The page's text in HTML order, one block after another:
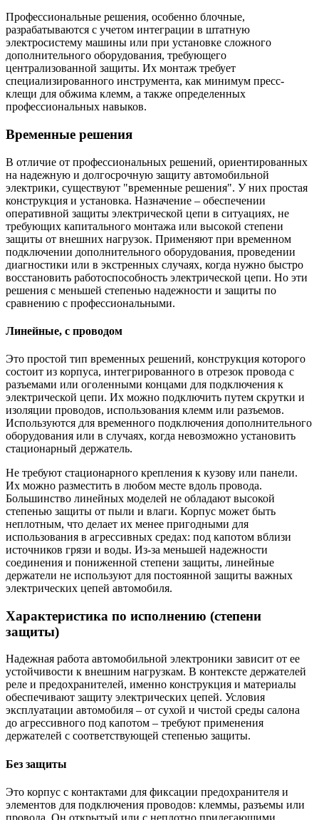
Профессиональные решения, особенно блочные,
разрабатываются с учетом интеграции в штатную
электросистему машины или при установке сложного
дополнительного оборудования, требующего
централизованной защиты. Их монтаж требует
специализированного инструмента, как минимум пресс-
клещи для обжима клемм, а также определенных
профессиональных навыков.
Временные решения
В отличие от профессиональных решений, ориентированных
на надежную и долгосрочную защиту автомобильной
электрики, существуют "временные решения". У них простая
конструкция и установка. Назначение – обеспечении
оперативной защиты электрической цепи в ситуациях, не
требующих капитального монтажа или высокой степени
защиты от внешних нагрузок. Применяют при временном
подключении дополнительного оборудования, проведении
диагностики или в экстренных случаях, когда нужно быстро
восстановить работоспособность электрической цепи. Но эти
решения с меньшей степенью надежности и защиты по
сравнению с профессиональными.
Линейные, с проводом
Это простой тип временных решений, конструкция которого
состоит из корпуса, интегрированного в отрезок провода с
разъемами или оголенными концами для подключения к
электрической цепи. Их можно подключить путем скрутки и
изоляции проводов, использования клемм или разъемов.
Используются для временного подключения дополнительного
оборудования или в случаях, когда невозможно установить
стационарный держатель.
Не требуют стационарного крепления к кузову или панели.
Их можно разместить в любом месте вдоль провода.
Большинство линейных моделей не обладают высокой
степенью защиты от пыли и влаги. Корпус может быть
неплотным, что делает их менее пригодными для
использования в агрессивных средах: под капотом вблизи
источников грязи и воды. Из-за меньшей надежности
соединения и пониженной степени защиты, линейные
держатели не используют для постоянной защиты важных
электрических цепей автомобиля.
Характеристика по исполнению (степени
защиты)
Надежная работа автомобильной электроники зависит от ее
устойчивости к внешним нагрузкам. В контексте держателей
реле и предохранителей, именно конструкция и материалы
обеспечивают защиту электрических цепей. Условия
эксплуатации автомобиля – от сухой и чистой среды салона
до агрессивного под капотом – требуют применения
держателей с соответствующей степенью защиты.
Без защиты
Это корпус с контактами для фиксации предохранителя и
элементов для подключения проводов: клеммы, разъемы или
провода. Он открытый или с неплотно прилегающими